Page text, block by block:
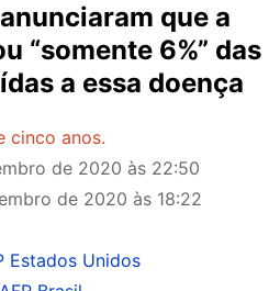
que a
“somente 6%” das
a essa doença
cinco anos.
de 2020 às 22:50
de 2020 às 18:22
Estados Unidos